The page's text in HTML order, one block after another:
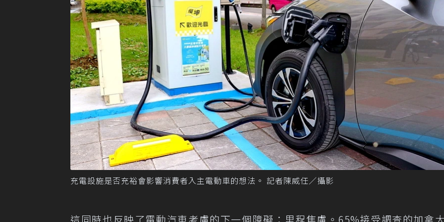
充電設施是否充裕會影響消費者入主電動車的想法。 記者陳威任／攝影